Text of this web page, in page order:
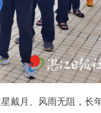
戴月、风雨无阻，长